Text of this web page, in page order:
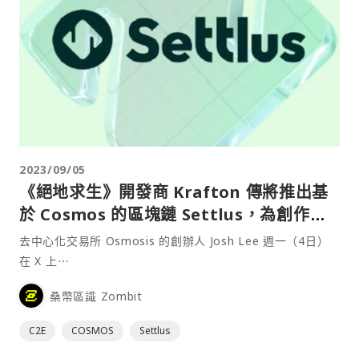
2023/09/05
《絕地求生》開發商 Krafton 傳將推出基
於 Cosmos 的區塊鏈 Settlus，為創作者
提供透明結算系統
去中心化交易所 Osmosis 的創辦人 Josh Lee 週一（4日）
在 X 上⋯
桑幣區識 Zombit
C2E COSMOS Settlus